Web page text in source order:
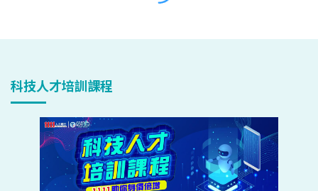
科技人才培訓課程